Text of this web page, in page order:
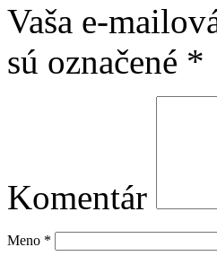
Vaša e-
sú označené *
Komentár
Meno *